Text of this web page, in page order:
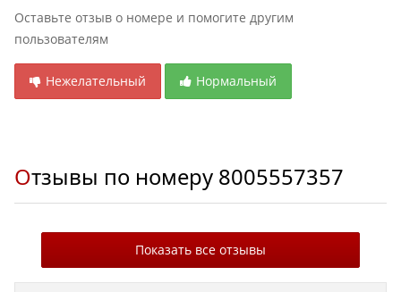
Оставьте отзыв о номере и помогите другим
пользователям
Нежелательный Нормальный
Отзывы по номеру 8005557357
Показать все отзывы